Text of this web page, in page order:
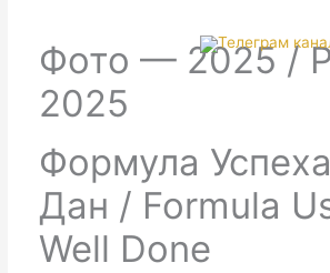
Фото — 2025 /
2025
Формула
Дан / Formula
Well Done